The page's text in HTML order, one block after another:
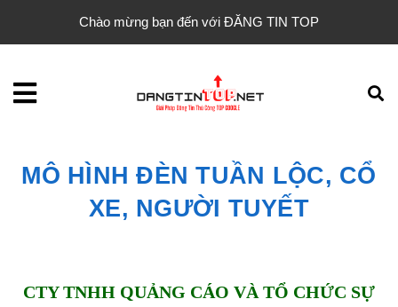
Chào mừng bạn đến với ĐĂNG TIN TOP
MÔ HÌNH ĐÈN TUẦN LỘC, CỔ
XE, NGƯỜI TUYẾT
CTY TNHH QUẢNG CÁO VÀ TỔ CHỨC SỰ